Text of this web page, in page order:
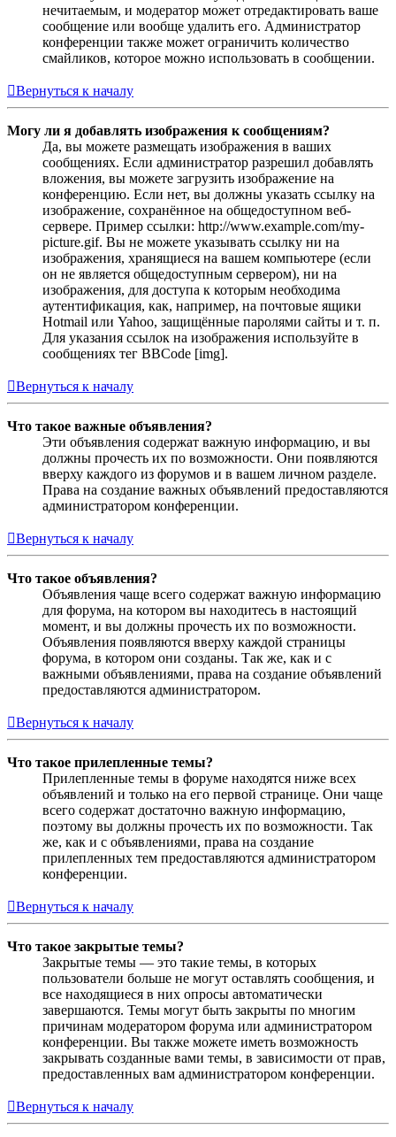
нечитаемым, и модератор может отредактировать ваше
сообщение или вообще удалить его. Администратор
конференции также может ограничить количество
смайликов, которое можно использовать в сообщении.
Вернуться к началу
Могу ли я добавлять изображения к сообщениям?
Да, вы можете размещать изображения в ваших
сообщениях. Если администратор разрешил добавлять
вложения, вы можете загрузить изображение на
конференцию. Если нет, вы должны указать ссылку на
изображение, сохранённое на общедоступном веб-
сервере. Пример ссылки: http://www.example.com/my-
picture.gif. Вы не можете указывать ссылку ни на
изображения, хранящиеся на вашем компьютере (если
он не является общедоступным сервером), ни на
изображения, для доступа к которым необходима
аутентификация, как, например, на почтовые ящики
Hotmail или Yahoo, защищённые паролями сайты и т. п.
Для указания ссылок на изображения используйте в
сообщениях тег BBCode [img].
Вернуться к началу
Что такое важные объявления?
Эти объявления содержат важную информацию, и вы
должны прочесть их по возможности. Они появляются
вверху каждого из форумов и в вашем личном разделе.
Права на создание важных объявлений предоставляются
администратором конференции.
Вернуться к началу
Что такое объявления?
Объявления чаще всего содержат важную информацию
для форума, на котором вы находитесь в настоящий
момент, и вы должны прочесть их по возможности.
Объявления появляются вверху каждой страницы
форума, в котором они созданы. Так же, как и с
важными объявлениями, права на создание объявлений
предоставляются администратором.
Вернуться к началу
Что такое прилепленные темы?
Прилепленные темы в форуме находятся ниже всех
объявлений и только на его первой странице. Они чаще
всего содержат достаточно важную информацию,
поэтому вы должны прочесть их по возможности. Так
же, как и с объявлениями, права на создание
прилепленных тем предоставляются администратором
конференции.
Вернуться к началу
Что такое закрытые темы?
Закрытые темы — это такие темы, в которых
пользователи больше не могут оставлять сообщения, и
все находящиеся в них опросы автоматически
завершаются. Темы могут быть закрыты по многим
причинам модератором форума или администратором
конференции. Вы также можете иметь возможность
закрывать созданные вами темы, в зависимости от прав,
предоставленных вам администратором конференции.
Вернуться к началу